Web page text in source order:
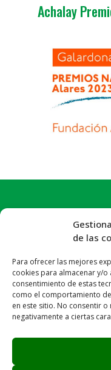
de las
Para ofrecer las mejores
cookies para almacenar y/
consentimiento de estas
como el comportamiento
en este sitio. No consentir
negativamente a ciertas
Achalay
Síguenos:
Email:
Aviso legal